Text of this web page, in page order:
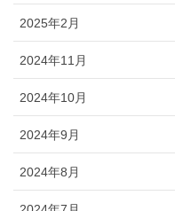
2025年2月
2024年11月
2024年10月
2024年9月
2024年8月